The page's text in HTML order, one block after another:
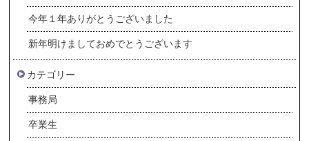
今年１年ありがとうございました
新年明けましておめでとうございます
カテゴリー
事務局
卒業生